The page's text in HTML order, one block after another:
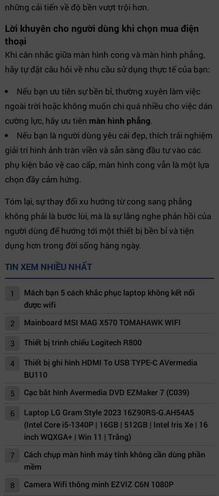
những cải tiến về độ bền vượt trội hơn.
Lời khuyên cho người dùng khi chọn mua điện
thoại
Khi cân nhắc giữa màn hình cong và màn hình phẳng,
hãy tự đặt câu hỏi về nhu cầu sử dụng thực tế của bạn:
Nếu bạn ưu tiên sự bền bỉ, thường xuyên làm việc
ngoài trời hoặc không muốn chi quá nhiều cho việc dán
cường lực, hãy ưu tiên màn hình phẳng.
Nếu bạn là người dùng yêu cái đẹp, thích trải nghiệm
giải trí hình ảnh tràn viền và sẵn sàng đầu tư vào các
phụ kiện bảo vệ cao cấp, màn hình cong vẫn là một lựa
chọn đầy cảm hứng.
Tóm lại, sự thay đổi xu hướng từ cong sang phẳng
không phải là bước lùi, mà là sự lắng nghe phản hồi của
người dùng để hướng tới một thiết bị bền bỉ và tiện
dụng hơn trong đời sống hàng ngày.
TIN XEM NHIỀU NHẤT
1
Mách bạn 5 cách khắc phục laptop không kết nối
được wifi
2
Mainboard MSI MAG X570 TOMAHAWK WIFI
3 Thiết bị trình chiếu Logitech R800
4
Thiết bị ghi hình HDMI To USB TYPE-C AVermedia
BU110
5
Cạc bắt hình Avermedia DVD EZMaker 7 (C039)
6
Laptop LG Gram Style 2023 16Z90RS-G.AH54A5
(Intel Core i5-1340P | 16GB | 512GB | Intel Iris Xe | 16
inch WQXGA+ | Win 11 | Trắng)
7
Cách chụp màn hình máy tính không cần dùng phần
mềm
8
Camera Wifi thông minh EZVIZ C6N 1080P